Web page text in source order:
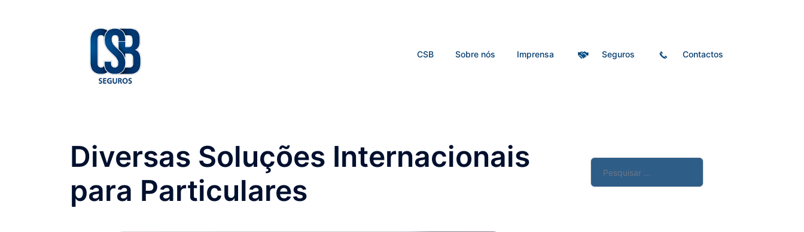
CSB Sobre nós Imprensa Seguros Contactos
Diversas Soluções Internacionais
para Particulares
Pesquisar
por: